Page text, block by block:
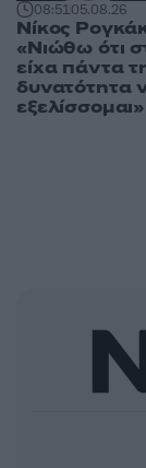
08:5105.08.26
Νίκος
«Νιώθω ότι
είχα πάντα
δυνατότητα
εξελίσσομαι»